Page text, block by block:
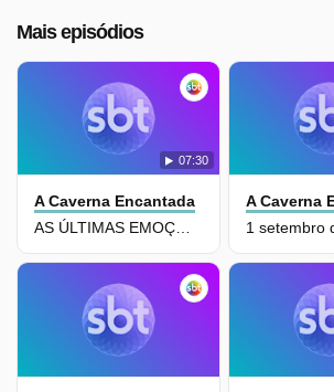
Mais episódios
07:30
A Caverna Encantada
AS ÚLTIMAS EMOÇÕES - CAPÍTULO FINAL
A Caverna
1 setembro